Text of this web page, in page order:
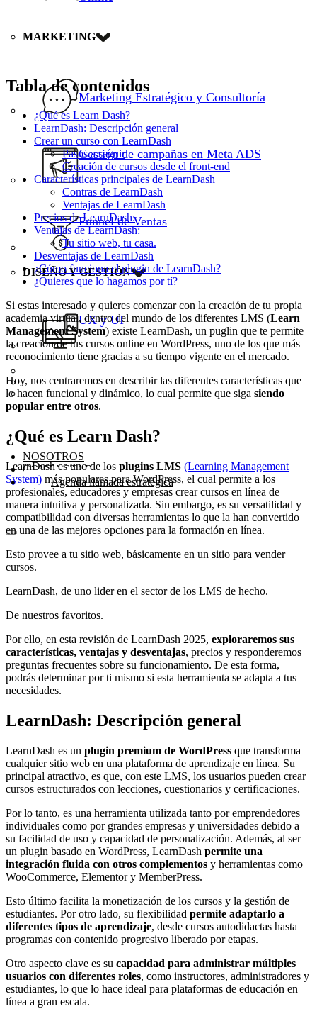
MARKETING
Marketing Estratégico y Consultoría
Gestión de campañas en Meta ADS
Funnel de Ventas
DISEÑO Y GESTIÓN
UX y UI
NOSOTROS
CONTACTAR
Agenda llamada estratégica
Tabla de contenidos
¿Qué es Learn Dash?
LearnDash: Descripción general
Crear un curso con LearnDash
Pasos a seguir
Creación de cursos desde el front-end
Características principales de LearnDash
Contras de LearnDash
Ventajas de LearnDash
Precios de LearnDash:
Ventajas de LearnDash:
Tu sitio web, tu casa.
Desventajas de LearnDash
¿Cómo funciona el plugin de LearnDash?
¿Quieres que lo hagamos por tí?
Si estas interesado y quieres comenzar con la creación de tu propia
academia virtual, dentro del mundo de los diferentes LMS (Learn
Management System) existe LearnDash, un puglin que te permite
la creación de tus cursos online en WordPress, uno de los que más
reconocimiento tiene gracias a su tiempo vigente en el mercado.
Hoy, nos centraremos en describir las diferentes características que
lo hacen funcional y dinámico, lo cual permite que siga siendo
popular entre otros.
¿Qué es Learn Dash?
LearnDash es uno de los plugins LMS (Learning Management
System) más populares para WordPress, el cual permite a los
profesionales, educadores y empresas crear cursos en línea de
manera intuitiva y personalizada. Sin embargo, es su versatilidad y
compatibilidad con diversas herramientas lo que la han convertido
en una de las mejores opciones para la formación en línea.
Esto provee a tu sitio web, básicamente en un sitio para vender
cursos.
LearnDash, de uno lider en el sector de los LMS de hecho.
De nuestros favoritos.
Por ello, en esta revisión de LearnDash 2025, exploraremos sus
características, ventajas y desventajas, precios y responderemos
preguntas frecuentes sobre su funcionamiento. De esta forma,
podrás determinar por ti mismo si esta herramienta se adapta a tus
necesidades.
LearnDash: Descripción general
LearnDash es un plugin premium de WordPress que transforma
cualquier sitio web en una plataforma de aprendizaje en línea. Su
principal atractivo, es que, con este LMS, los usuarios pueden crear
cursos estructurados con lecciones, cuestionarios y certificaciones.
Por lo tanto, es una herramienta utilizada tanto por emprendedores
individuales como por grandes empresas y universidades debido a
su facilidad de uso y capacidad de personalización. Además, al ser
un plugin basado en WordPress, LearnDash permite una
integración fluida con otros complementos y herramientas como
WooCommerce, Elementor y MemberPress.
Esto último facilita la monetización de los cursos y la gestión de
estudiantes. Por otro lado, su flexibilidad permite adaptarlo a
diferentes tipos de aprendizaje, desde cursos autodidactas hasta
programas con contenido progresivo liberado por etapas.
Otro aspecto clave es su capacidad para administrar múltiples
usuarios con diferentes roles, como instructores, administradores y
estudiantes, lo que lo hace ideal para plataformas de educación en
línea a gran escala.